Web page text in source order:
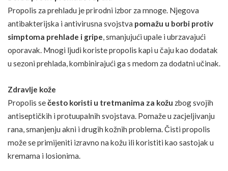
Propolis za prehladu je prirodni izbor za mnoge. Njegova
antibakterijska i antivirusna svojstva pomažu u borbi protiv
simptoma prehlade i gripe , smanjujući upale i ubrzavajući
oporavak. Mnogi ljudi koriste propolis kapi u čaju kao dodatak
u sezoni prehlada, kombinirajući ga s medom za dodatni učinak.
Zdravlje kože
Propolis sečesto koristi u tretmanima za kožu zbog svojih
antiseptičkih i protuupalnih svojstava. Pomaže u zacjeljivanju
rana, smanjenju akni i drugih kožnih problema. Čisti propolis
može se primijeniti izravno na kožu ili koristiti kao sastojak u
kremama i losionima.